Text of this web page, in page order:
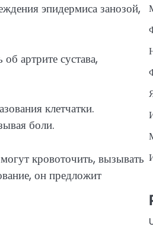
эпидермиса занозой,
артрите сустава,
клетчатки.
боли.
кровоточить, вызывать
он предложит